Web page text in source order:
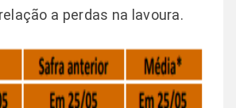
a perdas na lavoura.